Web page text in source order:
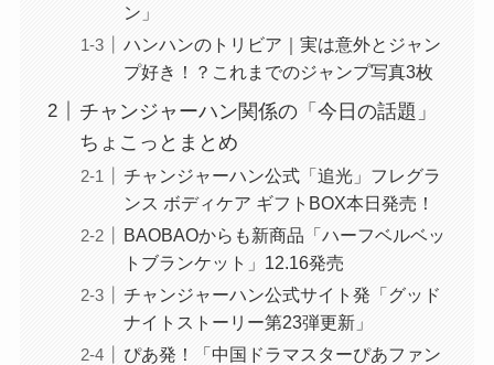
ン」
ハンハンのトリビア｜実は意外とジャン
プ好き！？これまでのジャンプ写真3枚
チャンジャーハン関係の「今日の話題」
ちょこっとまとめ
チャンジャーハン公式「追光」フレグラ
ンス ボディケア ギフトBOX本日発売！
BAOBAOからも新商品「ハーフベルベッ
トブランケット」12.16発売
チャンジャーハン公式サイト発「グッド
ナイトストーリー第23弾更新」
ぴあ発！「中国ドラマスターぴあファン